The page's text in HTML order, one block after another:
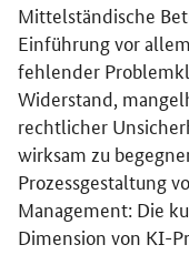
Mittelständische
Einführung vor
fehlender
Widerstand,
rechtlicher
wirksam zu
Prozessgestaltung
Management: Die
Dimension von KI-